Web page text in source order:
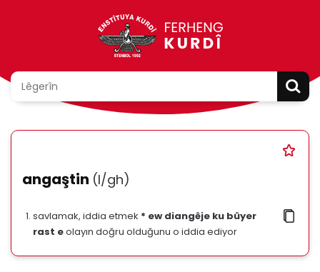
angaştin (l/gh)
savlamak, iddia etmek * ew diangêje ku bûyer
rast eolayın doğru olduğunu o iddia ediyor